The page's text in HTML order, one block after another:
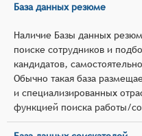
База данных резюме
Наличие Базы данных
поиске сотрудников и
кандидатов,
Обычно такая база
и специализированных
функцией поиска работы/